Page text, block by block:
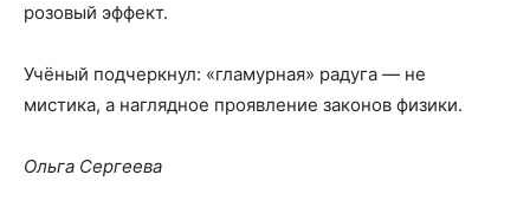
розовый эффект.
Учёный подчеркнул: «гламурная» радуга — не
мистика, а наглядное проявление законов физики.
Ольга Сергеева